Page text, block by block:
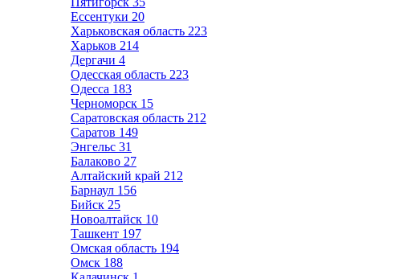
Ессентуки 20
Харьковская область 223
Харьков 214
Дергачи 4
Одесская область 223
Одесса 183
Черноморск 15
Саратовская область 212
Саратов 149
Энгельс 31
Балаково 27
Алтайский край 212
Барнаул 156
Бийск 25
Новоалтайск 10
Ташкент 197
Омская область 194
Омск 188